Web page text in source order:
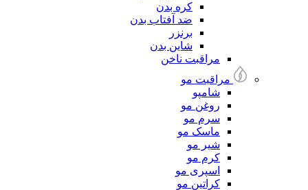
کره بدن
ضد آفتاب بدن
برنزر
شاین بدن
مراقبت ناخن
مراقبت مو
شامپو
روغن مو
سرم مو
ماسک مو
شیر مو
کرم مو
اسپری مو
کراتین مو